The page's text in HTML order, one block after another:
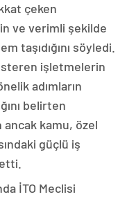
çeken
ve verimli şekilde
taşıdığını söyledi.
işletmelerin
adımların
belirten
kamu, özel
güçlü iş
İTO Meclisi